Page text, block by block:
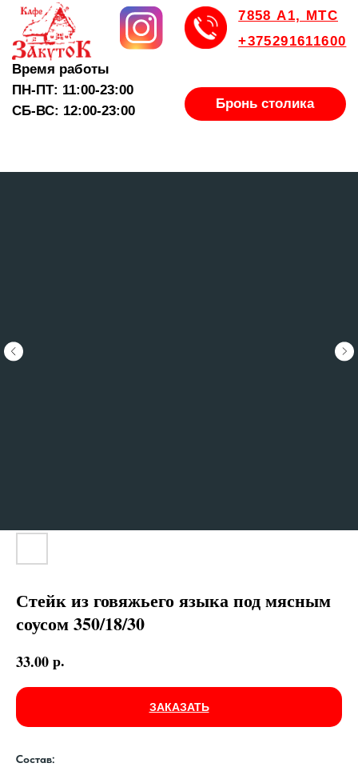
Время работы
ПН-ПТ: 11:00-23:00
СБ-ВС: 12:00-23:00
7858 А1, МТС
+375291611600
Стейк из говяжьего языка под мясным
соусом 350/18/30
33.00р.
ЗАКАЗАТЬ
Состав: